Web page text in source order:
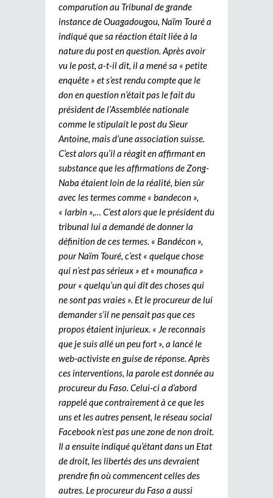
comparution au Tribunal de grande
instance de Ouagadougou, Naïm Touré a
indiqué que sa réaction était liée à la
nature du post en question. Après avoir
vu le post, a-t-il dit, il a mené sa « petite
enquête » et s’est rendu compte que le
don en question n’était pas le fait du
président de l’Assemblée nationale
comme le stipulait le post du Sieur
Antoine, mais d’une association suisse.
C’est alors qu’il a réagit en affirmant en
substance que les affirmations de Zong-
Naba étaient loin de la réalité, bien sûr
avec les termes comme « bandecon »,
« larbin »,… C’est alors que le président du
tribunal lui a demandé de donner la
définition de ces termes. « Bandécon »,
pour Naïm Touré, c’est « quelque chose
qui n’est pas sérieux » et « mounafica »
pour « quelqu’un qui dit des choses qui
ne sont pas vraies ». Et le procureur de lui
demander s’il ne pensait pas que ces
propos étaient injurieux. « Je reconnais
que je suis allé un peu fort », a lancé le
web-activiste en guise de réponse. Après
ces interventions, la parole est donnée au
procureur du Faso. Celui-ci a d’abord
rappelé que contrairement à ce que les
uns et les autres pensent, le réseau social
Facebook n’est pas une zone de non droit.
Il a ensuite indiqué qu’étant dans un Etat
de droit, les libertés des uns devraient
prendre fin où commencent celles des
autres. Le procureur du Faso a aussi